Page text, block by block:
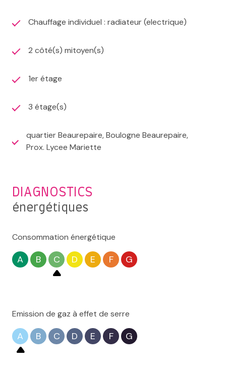
Chauffage individuel : radiateur (electrique)
2 côté(s) mitoyen(s)
1er étage
3 étage(s)
quartier Beaurepaire, Boulogne Beaurepaire,
Prox. Lycee Mariette
DIAGNOSTICS
énergétiques
Consommation énergétique
A B C D E F G
Emission de gaz à effet de serre
A B C D E F G